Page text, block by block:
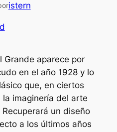
istern
Grande aparece por
en el año 1928 y lo
que, en ciertos
imaginería del arte
un diseño
a los últimos años